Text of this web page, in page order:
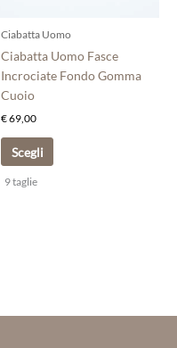
Ciabatta Uomo
Ciabatta Uomo Fasce
Incrociate Fondo Gomma
Cuoio
€69,00
Scegli
scelte
nella
pagina
9 taglie